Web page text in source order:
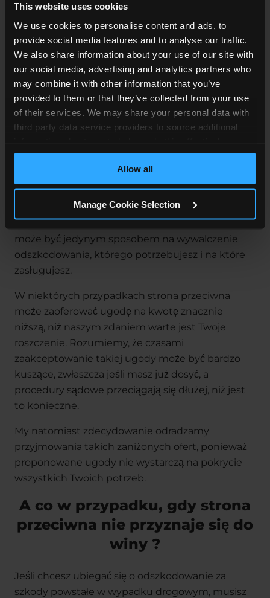
This website uses cookies
We use cookies to personalise content and ads, to
provide social media features and to analyse our traffic.
We also share information about your use of our site with
our social media, advertising and analytics partners who
may combine it with other information that you’ve
provided to them or that they’ve collected from your use
of their services. We may share your personal data with
third party data service providers to source additional
Where feasible this data will be hashed or anonymised
Allow all
Manage Cookie Selection
rehabilitacyjnego jest potrzebne oraz jakie
są tego koszty
Konsekwencje finansowe, takie jak
utracone zarobki, wydatki na leczenie oraz
koszty naprawy lub wymiany pojazdu
Nawet jeśli strona przeciwna uzna swoją
odpowiedzialność za wypadek, mogą nie zgodzić
się z naszą wyceną odszkodowania.
Będziemy naciskać na ugodę, która będzie
obejmować wszystkie Twoje potrzeby krótko- i
długoterminowe, więc jeśli strona przeciwna
zakwestionuje naszą wycenę, pójście do sądu
może być jedynym sposobem na wywalczenie
odszkodowania, którego potrzebujesz i na które
zasługujesz.
W niektórych przypadkach strona przeciwna
może zaoferować ugodę na kwotę znacznie
niższą, niż naszym zdaniem warte jest Twoje
roszczenie. Rozumiemy, że czasami
zaakceptowanie takiej ugody może być bardzo
kuszące, zwłaszcza jeśli masz już dosyć, a
procedury sądowe przeciągają się dłużej, niż jest
to konieczne.
My natomiast zdecydowanie odradzamy
przyjmowania takich zaniżonych ofert, ponieważ
proponowane ugody nie wystarczą na pokrycie
wszystkich Twoich potrzeb.
A co w przypadku, gdy strona
przeciwna nie przyznaje się do
winy ?
Jeśli chcesz ubiegać się o odszkodowanie za
szkody powstałe w wypadku drogowym, musisz